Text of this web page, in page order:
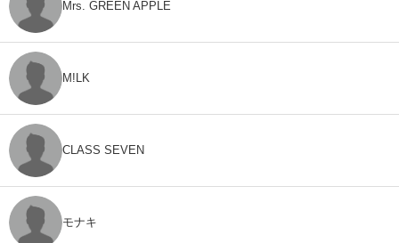
Mrs. GREEN APPLE
M!LK
CLASS SEVEN
モナキ